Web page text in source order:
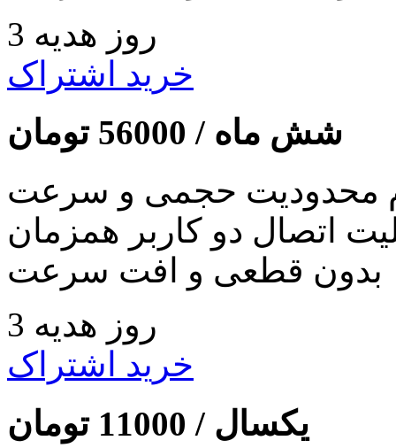
3 روز هدیه
خرید اشتراک
شش ماه / 56000 تومان
محدودیت حجمی و سرعت
اتصال دو کاربر همزمان
بدون قطعی و افت سرعت
3 روز هدیه
خرید اشتراک
یکسال / 11000 تومان